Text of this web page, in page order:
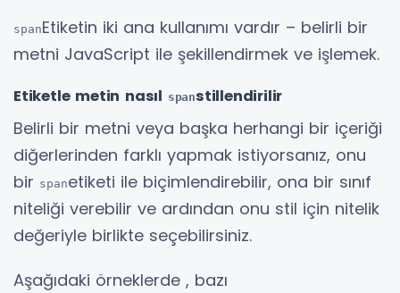
spanEtiketin iki ana kullanımı vardır – belirli bir
metni JavaScript ile şekillendirmek ve işlemek.
Etiketle metin nasıl spanstillendirilir
Belirli bir metni veya başka herhangi bir içeriği
diğerlerinden farklı yapmak istiyorsanız, onu
bir spanetiketi ile biçimlendirebilir, ona bir sınıf
niteliği verebilir ve ardından onu stil için nitelik
değeriyle birlikte seçebilirsiniz.
Aşağıdaki örneklerde , bazı